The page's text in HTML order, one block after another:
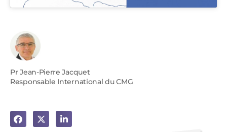
Pr Jean-Pierre Jacquet
Responsable International du CMG